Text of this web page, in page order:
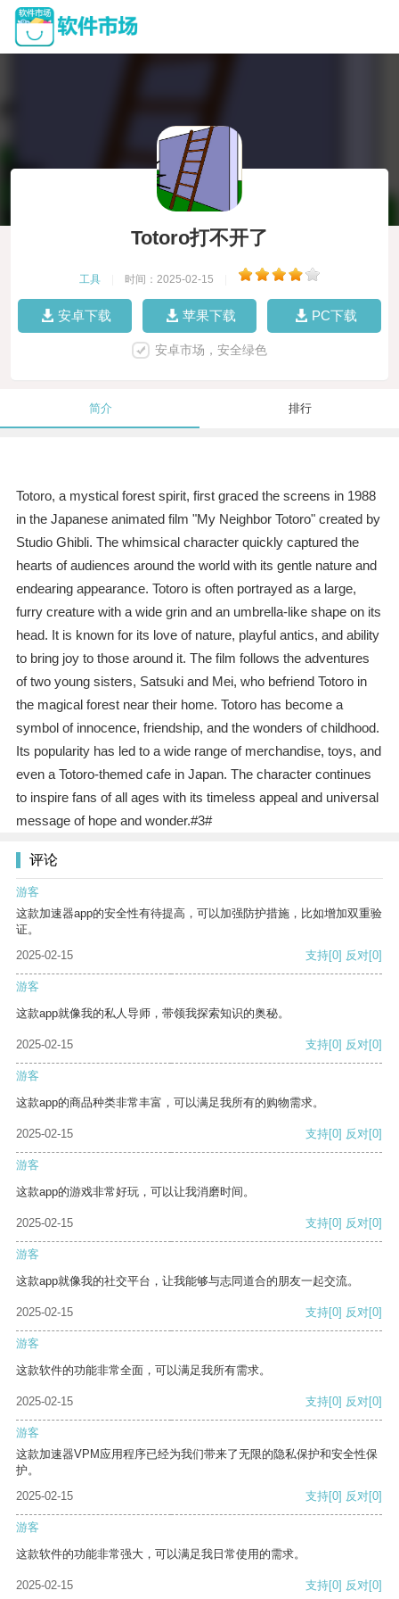
Totoro打不开了
工具 时间：2025-02-15
安卓下载 苹果下载 PC下载
安卓市场，安全绿色
简介 排行
Totoro, a mystical forest spirit, first graced the screens in 1988
in the Japanese animated film "My Neighbor Totoro" created by
Studio Ghibli. The whimsical character quickly captured the
hearts of audiences around the world with its gentle nature and
endearing appearance. Totoro is often portrayed as a large,
furry creature with a wide grin and an umbrella-like shape on its
head. It is known for its love of nature, playful antics, and ability
to bring joy to those around it. The film follows the adventures
of two young sisters, Satsuki and Mei, who befriend Totoro in
the magical forest near their home. Totoro has become a
symbol of innocence, friendship, and the wonders of childhood.
Its popularity has led to a wide range of merchandise, toys, and
even a Totoro-themed cafe in Japan. The character continues
to inspire fans of all ages with its timeless appeal and universal
message of hope and wonder.#3#
评论
游客
这款加速器app的安全性有待提高，可以加强防护措施，比如增加双重验
证。
2025-02-15
支持[0] 反对[0]
游客
这款app就像我的私人导师，带领我探索知识的奥秘。
2025-02-15 支持[0] 反对[0]
游客
这款app的商品种类非常丰富，可以满足我所有的购物需求。
2025-02-15 支持[0] 反对[0]
游客
这款app的游戏非常好玩，可以让我消磨时间。
2025-02-15 支持[0] 反对[0]
游客
这款app就像我的社交平台，让我能够与志同道合的朋友一起交流。
2025-02-15 支持[0] 反对[0]
游客
这款软件的功能非常全面，可以满足我所有需求。
2025-02-15 支持[0] 反对[0]
游客
这款加速器VPM应用程序已经为我们带来了无限的隐私保护和安全性保
护。
2025-02-15
支持[0] 反对[0]
游客
这款软件的功能非常强大，可以满足我日常使用的需求。
2025-02-15 支持[0] 反对[0]